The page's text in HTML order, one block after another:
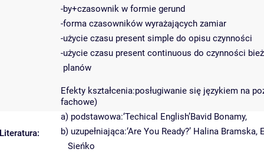
-by+czasownik w formie gerund
-forma czasowników wyrażających zamiar
-użycie czasu present simple do opisu czynności
-użycie czasu present continuous do czynności
planów
Efekty kształcenia:posługiwanie się językiem na
fachowe)
Literatura:
a) podstawowa:‘Techical English’Bavid Bonamy,
b) uzupełniająca:‘Are You Ready?’ Halina Bramska,
Sieńko